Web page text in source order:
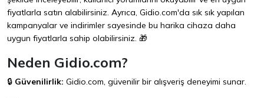
fiyatlarla satın alabilirsiniz. Ayrıca, Gidio.com'da sık sık yapılan
kampanyalar ve indirimler sayesinde bu harika cihaza daha
uygun fiyatlarla sahip olabilirsiniz. 🎁
Neden Gidio.com?
🔒 Güvenilirlik: Gidio.com, güvenilir bir alışveriş deneyimi sunar.